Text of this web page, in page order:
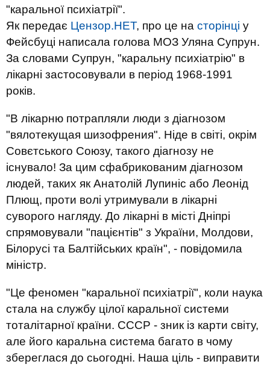
"каральної психіатрії".
Як передає Цензор.НЕТ, про це на сторінці у
Фейсбуці написала голова МОЗ Уляна Супрун.
За словами Супрун, "каральну психіатрію" в
лікарні застосовували в період 1968-1991
років.
"В лікарню потрапляли люди з діагнозом
"вялотекущая шизофрения". Ніде в світі, окрім
Совєтського Союзу, такого діагнозу не
існувало! За цим сфабрикованим діагнозом
людей, таких як Анатолій Лупиніс або Леонід
Плющ, проти волі утримували в лікарні
суворого нагляду. До лікарні в місті Дніпрі
спрямовували "пацієнтів" з України, Молдови,
Білорусі та Балтійських країн", - повідомила
міністр.
"Це феномен "каральної психіатрії", коли наука
стала на службу цілої каральної системи
тоталітарної країни. СССР - зник із карти світу,
але його каральна система багато в чому
збереглася до сьогодні. Наша ціль - виправити